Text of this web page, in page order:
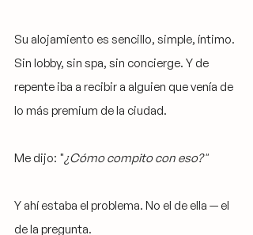
Su alojamiento es sencillo, simple, íntimo.
Sin lobby, sin spa, sin concierge. Y de
repente iba a recibir a alguien que venía de
lo más premium de la ciudad.
Me dijo: "¿Cómo compito con eso?"
Y ahí estaba el problema. No el de ella — el
de la pregunta.